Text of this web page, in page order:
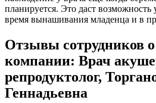
планируется. Это даст
время вынашивания младенца и в
Отзывы сотрудников о
компании: Врач
репродуктолог,
Геннадьевна